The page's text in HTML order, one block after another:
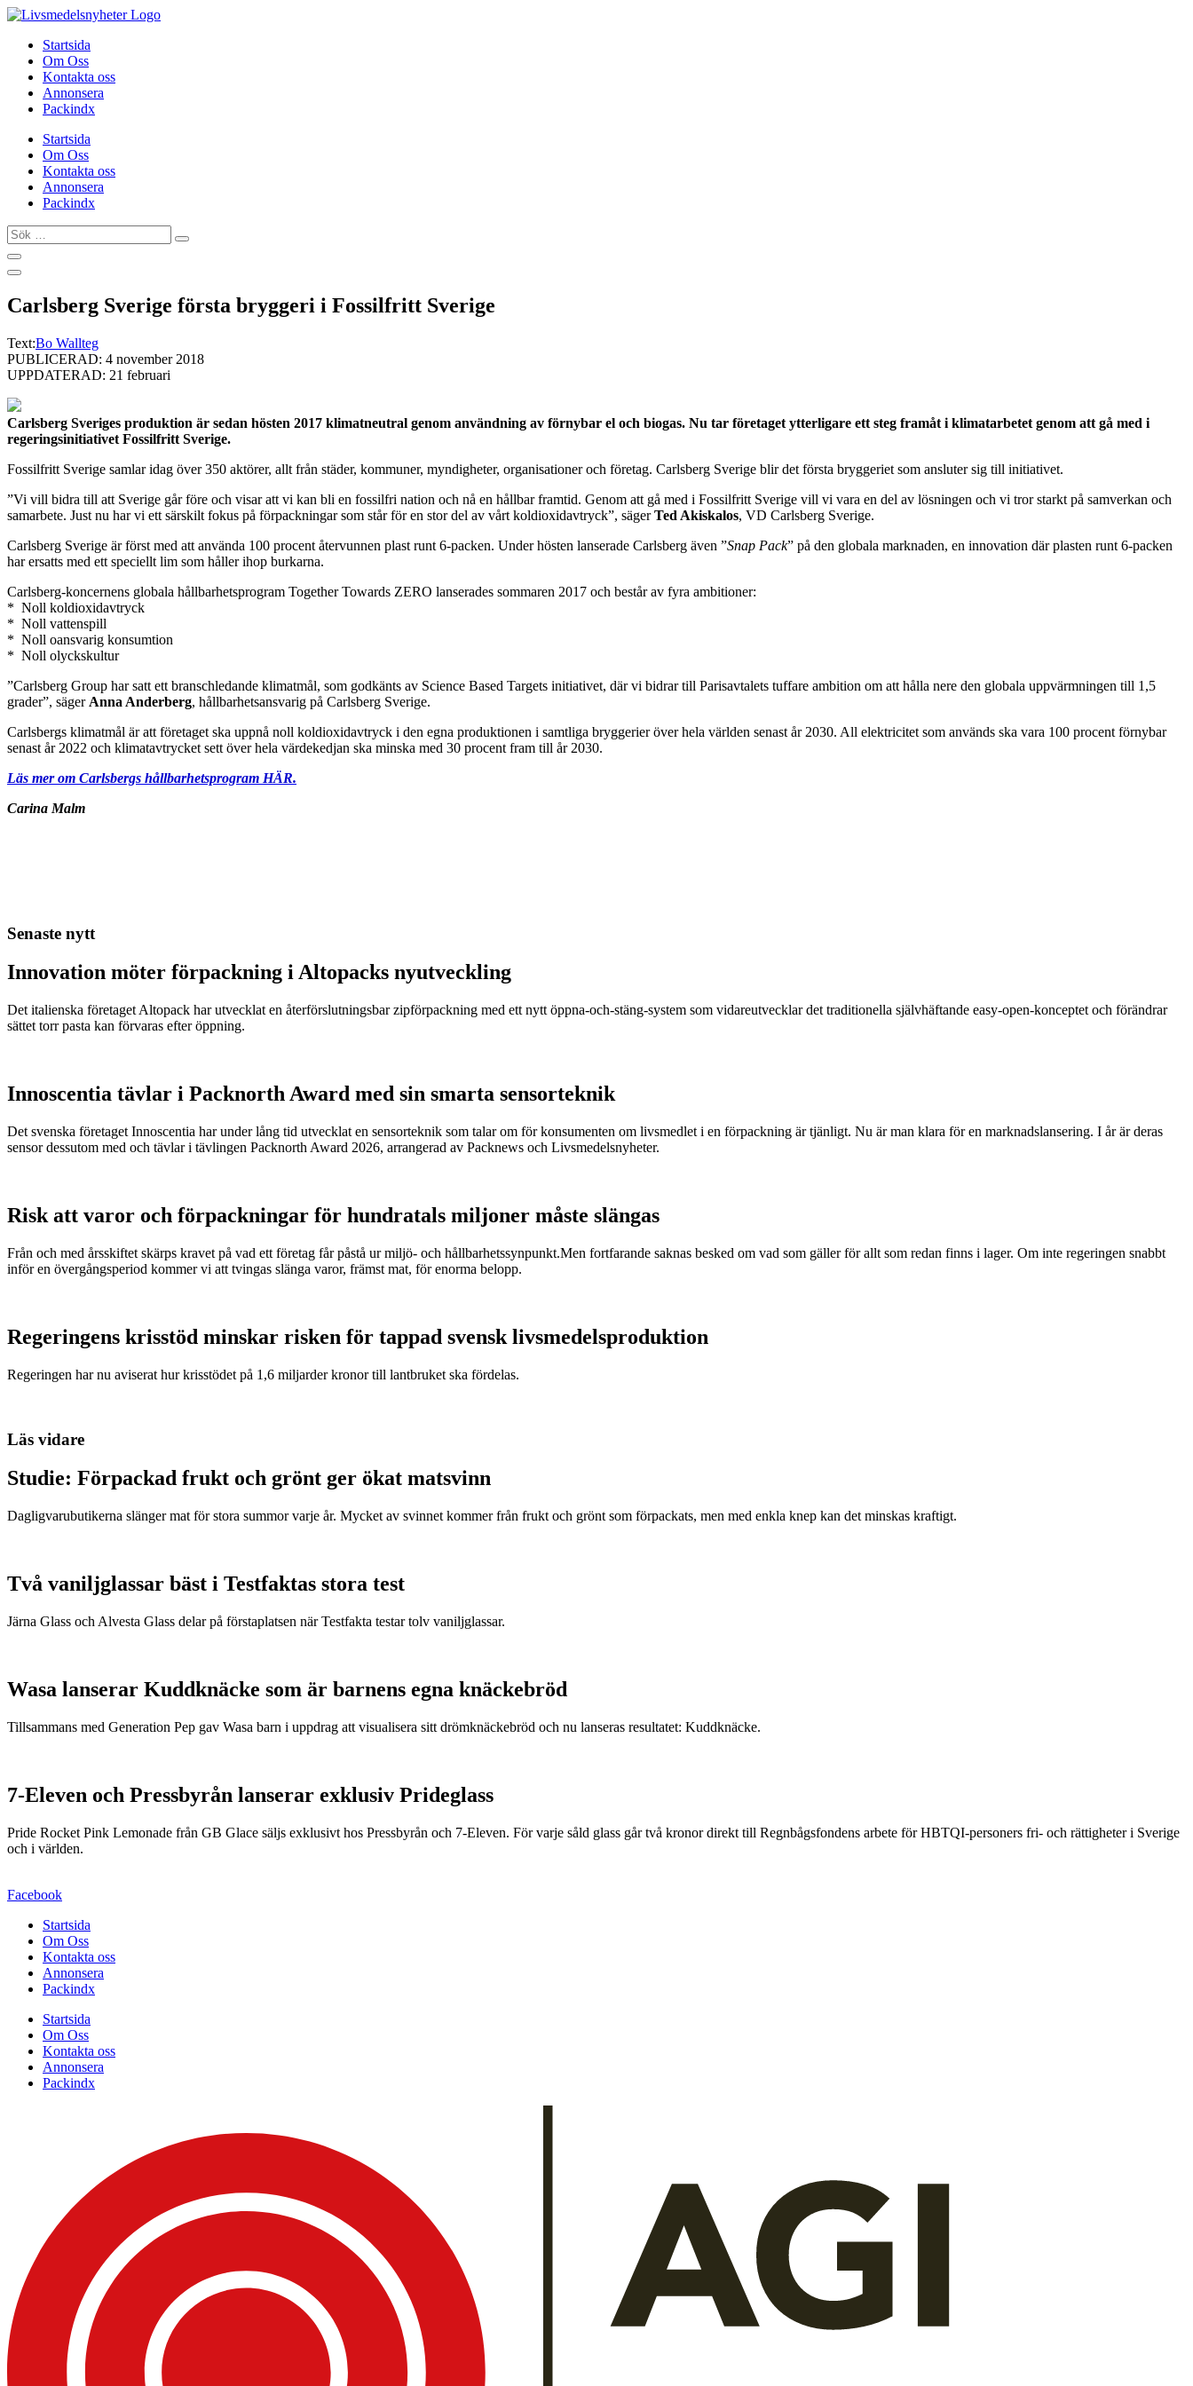
Hoppa
innehållStartsida
Om Oss
Kontakta oss
Annonsera
Packindx
Startsida
Om Oss
Kontakta oss
Annonsera
Packindx
Sök
…
Carlsberg Sverige första bryggeri i Fossilfritt Sverige
Text:Bo Wallteg
PUBLICERAD: 4 november 2018
UPPDATERAD: 21 februari
Carlsberg Sveriges produktion är sedan hösten 2017 klimatneutral genom användning av förnybar el och biogas. Nu tar företaget ytterligare ett steg framåt i klimatarbetet genom att gå med i
regeringsinitiativet Fossilfritt Sverige.
Fossilfritt Sverige samlar idag över 350 aktörer, allt från städer, kommuner, myndigheter, organisationer och företag. Carlsberg Sverige blir det första bryggeriet som ansluter sig till initiativet.
”Vi vill bidra till att Sverige går före och visar att vi kan bli en fossilfri nation och nå en hållbar framtid. Genom att gå med i Fossilfritt Sverige vill vi vara en del av lösningen och vi tror starkt på samverkan och
samarbete. Just nu har vi ett särskilt fokus på förpackningar som står för en stor del av vårt koldioxidavtryck”, sägerTed Akiskalos, VD Carlsberg Sverige.
Carlsberg Sverige är först med att använda 100 procent återvunnen plast runt 6-packen. Under hösten lanserade Carlsberg även ”Snap Pack” på den globala marknaden, en innovation där plasten runt 6-packen
har ersatts med ett speciellt lim som håller ihop burkarna.
Carlsberg-koncernens globala hållbarhetsprogram Together Towards ZERO lanserades sommaren 2017 och består av fyra ambitioner:
* Noll koldioxidavtryck
* Noll vattenspill
* Noll oansvarig konsumtion
* Noll olyckskultur
”Carlsberg Group har satt ett branschledande klimatmål, som godkänts av Science Based Targets initiativet, där vi bidrar till Parisavtalets tuffare ambition om att hålla nere den globala uppvärmningen till 1,5
grader”, säger Anna Anderberg, hållbarhetsansvarig på Carlsberg Sverige.
Carlsbergs klimatmål är att företaget ska uppnå noll koldioxidavtryck i den egna produktionen i samtliga bryggerier över hela världen senast år 2030. All elektricitet som används ska vara 100 procent förnybar
senast år 2022 och klimatavtrycket sett över hela värdekedjan ska minska med 30 procent fram till år 2030.
Läs mer om Carlsbergs hållbarhetsprogram HÄR.
Carina Malm
Senaste nytt
Innovation möter förpackning i Altopacks nyutveckling
Det italienska företaget Altopack har utvecklat en återförslutningsbar zipförpackning med ett nytt öppna-och-stäng-system som vidareutvecklar det traditionella självhäftande easy-open-konceptet och förändrar
sättet torr pasta kan förvaras efter öppning.
Innoscentia tävlar i Packnorth Award med sin smarta sensorteknik
Det svenska företaget Innoscentia har under lång tid utvecklat en sensorteknik som talar om för konsumenten om livsmedlet i en förpackning är tjänligt. Nu är man klara för en marknadslansering. I år är deras
sensor dessutom med och tävlar i tävlingen Packnorth Award 2026, arrangerad av Packnews och Livsmedelsnyheter.
Risk att varor och förpackningar för hundratals miljoner måste slängas
Från och med årsskiftet skärps kravet på vad ett företag får påstå ur miljö- och hållbarhetssynpunkt.Men fortfarande saknas besked om vad som gäller för allt som redan finns i lager. Om inte regeringen snabbt
inför en övergångsperiod kommer vi att tvingas slänga varor, främst mat, för enorma belopp.
Regeringens krisstöd minskar risken för tappad svensk livsmedelsproduktion
Regeringen har nu aviserat hur krisstödet på 1,6 miljarder kronor till lantbruket ska fördelas.
Läs vidare
Studie: Förpackad frukt och grönt ger ökat matsvinn
Dagligvarubutikerna slänger mat för stora summor varje år. Mycket av svinnet kommer från frukt och grönt som förpackats, men med enkla knep kan det minskas kraftigt.
Två vaniljglassar bäst i Testfaktas stora test
Järna Glass och Alvesta Glass delar på förstaplatsen när Testfakta testar tolv vaniljglassar.
Wasa lanserar Kuddknäcke som är barnens egna knäckebröd
Tillsammans med Generation Pep gav Wasa barn i uppdrag att visualisera sitt drömknäckebröd och nu lanseras resultatet: Kuddknäcke.
7-Eleven och Pressbyrån lanserar exklusiv Prideglass
Pride Rocket Pink Lemonade från GB Glace säljs exklusivt hos Pressbyrån och 7-Eleven. För varje såld glass går två kronor direkt till Regnbågsfondens arbete för HBTQI-personers fri- och rättigheter i Sverige
och i världen.
Facebook
Startsida
Om Oss
Kontakta oss
Annonsera
Packindx
Startsida
Om Oss
Kontakta oss
Annonsera
Packindx